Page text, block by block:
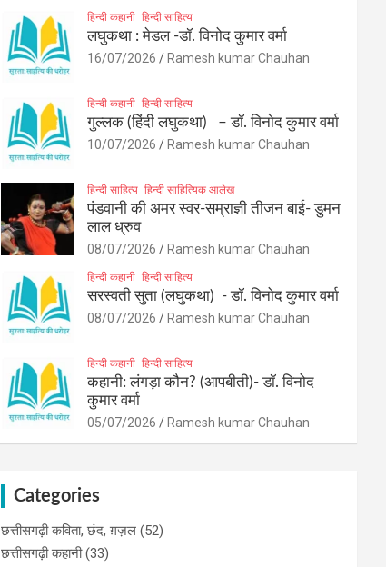
हिन्दी कहानी हिन्दी साहित्य
लघुकथा : मेडल -डॉ. विनोद कुमार वर्मा
16/07/2026 Ramesh kumar Chauhan
हिन्दी कहानी हिन्दी साहित्य
गुल्लक (हिंदी लघुकथा) – डॉ. विनोद कुमार वर्मा
10/07/2026 Ramesh kumar Chauhan
हिन्दी साहित्य हिन्दी साहित्यिक आलेख
पंडवानी की अमर स्वर-सम्राज्ञी तीजन बाई- डुमन
लाल ध्रुव
08/07/2026 Ramesh kumar Chauhan
हिन्दी कहानी हिन्दी साहित्य
सरस्वती सुता (लघुकथा) ​- डॉ. विनोद कुमार वर्मा
08/07/2026 Ramesh kumar Chauhan
हिन्दी कहानी हिन्दी साहित्य
कहानी: लंगड़ा कौन? (आपबीती)​- डॉ. विनोद
कुमार वर्मा
05/07/2026 Ramesh kumar Chauhan
Categories
छत्तीसगढ़ी कविता, छंद, ग़ज़ल (52)
छत्तीसगढ़ी कहानी(33)